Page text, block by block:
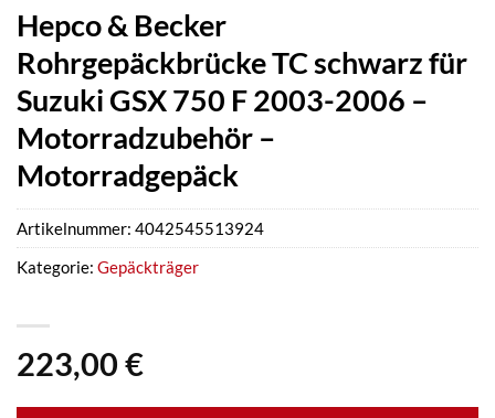
Hepco & Becker
Rohrgepäckbrücke TC schwarz für
Suzuki GSX 750 F 2003-2006 –
Motorradzubehör –
Motorradgepäck
223,00 €
Artikelnummer: 4042545513924
Kategorie: Gepäckträger